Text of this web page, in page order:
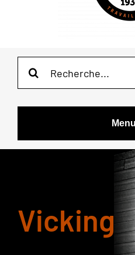
Menu
BOTTES ET
Vicking